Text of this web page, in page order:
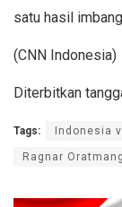
satu hasil
(CNN Indonesia)
Diterbitkan
Tags: Indonesia
Ragnar